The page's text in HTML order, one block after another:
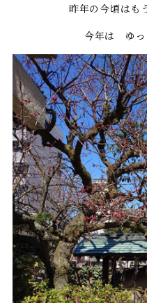
昨年の今頃はも
今年は ゆっ